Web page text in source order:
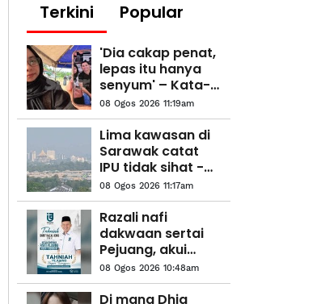
Terkini Popular
'Dia cakap penat,
lepas itu hanya
senyum' – Kata-
kata terakhir
Koperal Nur Hafiz
kepada ibu
08 Ogos 2026 11:19am
Lima kawasan di
Sarawak catat
IPU tidak sihat -
JAS
08 Ogos 2026 11:17am
Razali nafi
dakwaan sertai
Pejuang, akui
masih ahli
Bersatu
08 Ogos 2026 10:48am
Di mana Dhia